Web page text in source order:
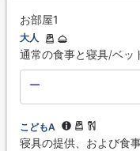
お部屋1
大人
通常の食事と寝具/ベッ
こどもA
寝具の提供、および食